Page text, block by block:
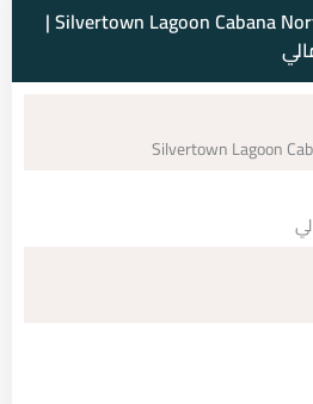
تفاصيل مشروع Silvertown Lagoon Cabana North Coast |